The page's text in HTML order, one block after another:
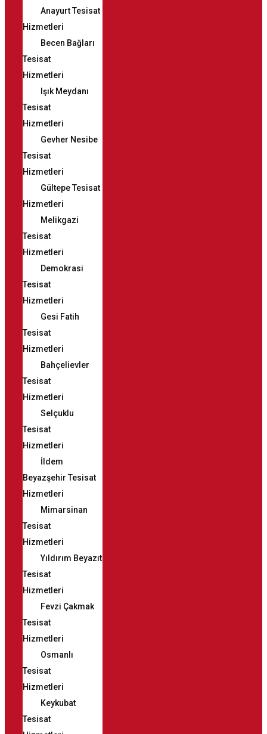
Anayurt Tesisat
Hizmetleri
Becen Bağları
Tesisat
Hizmetleri
Işık Meydanı
Tesisat
Hizmetleri
Gevher Nesibe
Tesisat
Hizmetleri
Gültepe Tesisat
Hizmetleri
Melikgazi
Tesisat
Hizmetleri
Demokrasi
Tesisat
Hizmetleri
Gesi Fatih
Tesisat
Hizmetleri
Bahçelievler
Tesisat
Hizmetleri
Selçuklu
Tesisat
Hizmetleri
İldem
Beyazşehir Tesisat
Hizmetleri
Mimarsinan
Tesisat
Hizmetleri
Yıldırım Beyazıt
Tesisat
Hizmetleri
Fevzi Çakmak
Tesisat
Hizmetleri
Osmanlı
Tesisat
Hizmetleri
Keykubat
Tesisat